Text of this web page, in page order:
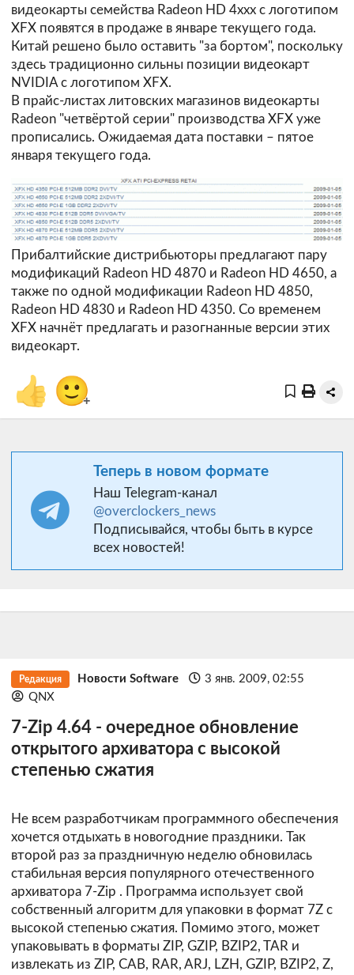
видеокарты семейства Radeon HD 4xxx с логотипом
XFX появятся в продаже в январе текущего года.
Китай решено было оставить "за бортом", поскольку
здесь традиционно сильны позиции видеокарт
NVIDIA с логотипом XFX.
В прайс-листах литовских магазинов видеокарты
Radeon "четвёртой серии" производства XFX уже
прописались. Ожидаемая дата поставки – пятое
января текущего года.
Прибалтийские дистрибьюторы предлагают пару
модификаций Radeon HD 4870 и Radeon HD 4650, а
также по одной модификации Radeon HD 4850,
Radeon HD 4830 и Radeon HD 4350. Со временем
XFX начнёт предлагать и разогнанные версии этих
видеокарт.
👍 🙂+
Теперь в новом формате
Наш Telegram-канал
@overclockers_news
Подписывайся, чтобы быть в курсе
всех новостей!
Редакция Новости Software
3 янв. 2009, 02:55
QNX
7-Zip 4.64 - очередное обновление
открытого архиватора с высокой
степенью сжатия
Не всем разработчикам программного обеспечения
хочется отдыхать в новогодние праздники. Так
второй раз за праздничную неделю обновилась
стабильная версия популярного отечественного
архиватора 7-Zip . Программа использует свой
собственный алгоритм для упаковки в формат 7Z с
высокой степенью сжатия. Помимо этого, может
упаковывать в форматы ZIP, GZIP, BZIP2, TAR и
извлекать из ZIP, CAB, RAR, ARJ, LZH, GZIP, BZIP2, Z,